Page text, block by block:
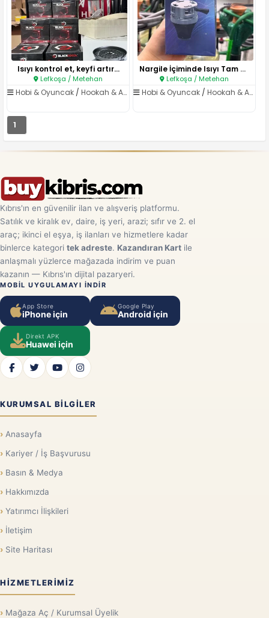
Isıyı kontrol et, keyfi artır...
Lefkoşa / Metehan
Hobi & Oyuncak / Hookah & Aksesuar
Nargile İçiminde Isıyı Tam Kıv..
Lefkoşa / Metehan
Hobi & Oyuncak /Hookah & Aksesuar
1
Kıbrıs'ın en güvenilir ilan ve alışveriş platformu.
Satılık ve kiralık ev, daire, iş yeri, arazi; sıfır ve 2. el
araç; ikinci el eşya, iş ilanları ve hizmetlere kadar
binlerce kategori tek adreste. Kazandıran Kart ile
anlaşmalı yüzlerce mağazada indirim ve puan
kazanın — Kıbrıs'ın dijital pazaryeri.
MOBIL UYGULAMAYI INDIR
App Store
iPhone için
Google Play
Android için
Direkt APK
Huawei için
KURUMSAL BILGILER
Anasayfa
Kariyer / İş Başvurusu
Basın & Medya
Hakkımızda
Yatırımcı İlişkileri
İletişim
Site Haritası
HIZMETLERIMIZ
Mağaza Aç / Kurumsal Üyelik